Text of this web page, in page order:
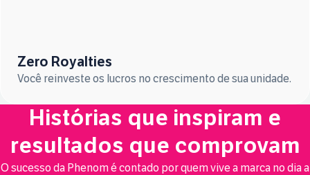
Zero Royalties
Você reinveste os lucros no crescimento de sua unidade.
Histórias que inspiram e
resultados que comprovam
O sucesso da Phenom é contado por quem vive a marca no dia a